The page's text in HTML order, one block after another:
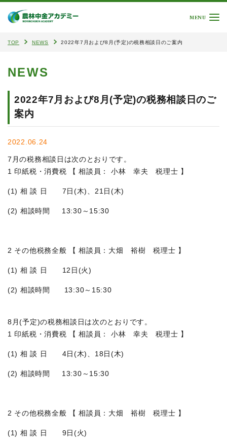
MENU
TOP NEWS 2022年7月および8月(予定)の税務相談日のご案内
NEWS
2022年7月および8月(予定)の税務相談日のご
案内
2022.06.24
7月の税務相談日は次のとおりです。
1 印紙税・消費税 【 相談員： 小林 幸夫 税理士 】
(1) 相 談 日 7日(木)、21日(木)
(2) 相談時間 13:30～15:30
2 その他税務全般 【 相談員：大畑 裕樹 税理士 】
(1) 相 談 日 12日(火)
(2) 相談時間 13:30～15:30
8月(予定)の税務相談日は次のとおりです。
1 印紙税・消費税 【 相談員： 小林 幸夫 税理士 】
(1) 相 談 日 4日(木)、18日(木)
(2) 相談時間 13:30～15:30
2 その他税務全般 【 相談員：大畑 裕樹 税理士 】
(1) 相 談 日 9日(火)